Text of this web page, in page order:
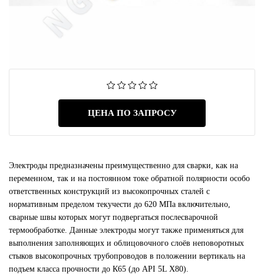
ЦЕНА ПО ЗАПРОСУ
Электроды предназначены преимущественно для сварки, как на
переменном, так и на постоянном токе обратной полярности особо
ответственных конструкций из высокопрочных сталей с
нормативным пределом текучести до 620 МПа включительно,
сварные швы которых могут подвергаться послесварочной
термообработке. Данные электроды могут также применяться для
выполнения заполняющих и облицовочного слоёв неповоротных
стыков высокопрочных трубопроводов в положении вертикаль на
подъем класса прочности до К65 (до API 5L Х80).